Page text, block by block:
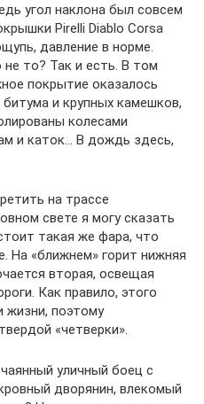
угол наклона был совсем
Pirelli Diablo Corsa
давление в норме.
то? Так и есть. В том
покрытие оказалось
и крупных камешков,
колесами
и каток… В дождь здесь,
на трассе
свете я могу сказать
такая же фара, что
На «ближнем» горит нижняя
вторая, освещая
Как правило, этого
жизни, поэтому
«четверки».
уличный боец с
дворянин, влекомый